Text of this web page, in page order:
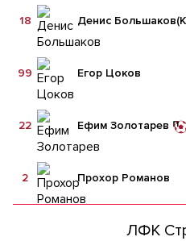
Денис Большаков
18
Егор Цоков
99
Ефим Золотарев
22
Прохор Романов
2
ЛФК